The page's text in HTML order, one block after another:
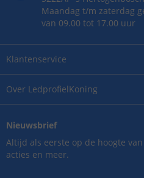
Over LedprofielKoning
Klantenservice
Maandag t/m zaterdag
van 09.00 tot 17.00 uur
Nieuwsbrief
Altijd als eerste op de hoogte
acties en meer.